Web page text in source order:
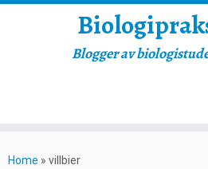
to
Blogger av
Home » villbier